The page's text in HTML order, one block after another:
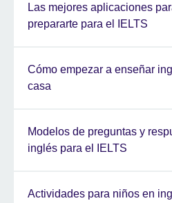
Las mejores aplicaciones
prepararte para el IELTS
Cómo empezar a enseñar
casa
Modelos de preguntas y
inglés para el IELTS
Actividades para niños en